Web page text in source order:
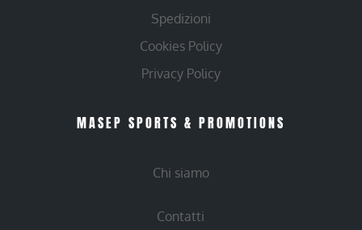
Spedizioni
Cookies Policy
Privacy Policy
MASEP SPORTS & PROMOTIONS
Chi siamo
Contatti